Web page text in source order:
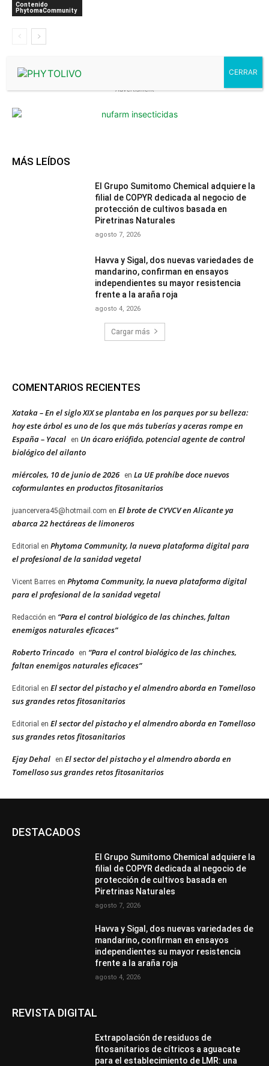
Contenido
PhytomaCommunity
- Advertisment -
MÁS LEÍDOS
El Grupo Sumitomo Chemical adquiere la
filial de COPYR dedicada al negocio de
protección de cultivos basada en
Piretrinas Naturales
agosto 7, 2026
Havva y Sigal, dos nuevas variedades de
mandarino, confirman en ensayos
independientes su mayor resistencia
frente a la araña roja
agosto 4, 2026
Cargar más
COMENTARIOS RECIENTES
Xataka – En el siglo XIX se plantaba en los parques por su belleza:
hoy este árbol es uno de los que más tuberías y aceras rompe en
España – Yacal
en Un ácaro eriófido, potencial agente de control
biológico del ailanto
miércoles, 10 de junio de 2026 en La UE prohíbe doce nuevos
coformulantes en productos fitosanitarios
juancervera45@hotmail.com en El brote de CYVCV en Alicante ya
abarca 22 hectáreas de limoneros
Editorial en Phytoma Community, la nueva plataforma digital para
el profesional de la sanidad vegetal
Vicent Barres en Phytoma Community, la nueva plataforma digital
para el profesional de la sanidad vegetal
Redacción en “Para el control biológico de las chinches, faltan
enemigos naturales eficaces”
Roberto Trincado en “Para el control biológico de las chinches,
faltan enemigos naturales eficaces”
Editorial en El sector del pistacho y el almendro aborda en Tomelloso
sus grandes retos fitosanitarios
Editorial en El sector del pistacho y el almendro aborda en Tomelloso
sus grandes retos fitosanitarios
Ejay Dehal en El sector del pistacho y el almendro aborda en
Tomelloso sus grandes retos fitosanitarios
DESTACADOS
El Grupo Sumitomo Chemical adquiere la
filial de COPYR dedicada al negocio de
protección de cultivos basada en
Piretrinas Naturales
agosto 7, 2026
Havva y Sigal, dos nuevas variedades de
mandarino, confirman en ensayos
independientes su mayor resistencia
frente a la araña roja
agosto 4, 2026
REVISTA DIGITAL
Extrapolación de residuos de
fitosanitarios de cítricos a aguacate
para el establecimiento de LMR: una